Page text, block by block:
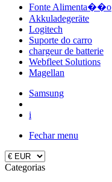
Fonte Alimenta��o
Akkuladegeräte
Logitech
Suporte do carro
chargeur de batterie
Webfleet Solutions
Magellan
Samsung
i
Fechar menu
Categorias